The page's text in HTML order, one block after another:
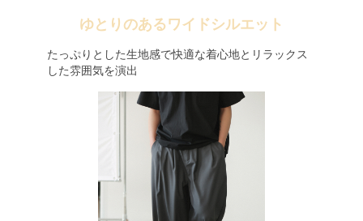
ゆとりのあるワイドシルエット
たっぷりとした生地感で快適な着心地とリラックス
した雰囲気を演出